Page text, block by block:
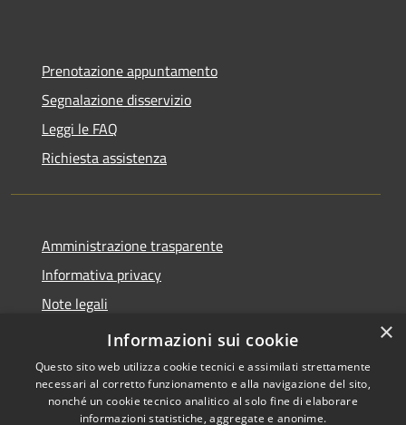
Prenotazione appuntamento
Segnalazione disservizio
Leggi le FAQ
Richiesta assistenza
Amministrazione trasparente
Informativa privacy
Note legali
Dichiarazione di accessibilità
×
Informazioni sui cookie
Questo sito web utilizza cookie tecnici e assimilati strettamente
necessari al corretto funzionamento e alla navigazione del sito,
nonché un cookie tecnico analitico al solo fine di elaborare
informazioni statistiche, aggregate e anonime.